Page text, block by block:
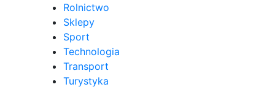
Rolnictwo
Sklepy
Sport
Technologia
Transport
Turystyka